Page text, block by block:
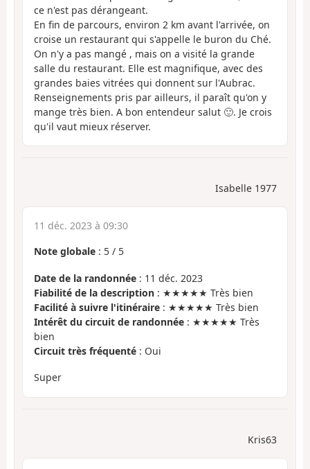
ce n'est pas dérangeant.
En fin de parcours, environ 2 km avant l'arrivée, on
croise un restaurant qui s'appelle le buron du Ché.
On n'y a pas mangé , mais on a visité la grande
salle du restaurant. Elle est magnifique, avec des
grandes baies vitrées qui donnent sur l'Aubrac.
Renseignements pris par ailleurs, il paraît qu'on y
mange très bien. A bon entendeur salut 🙂. Je crois
qu'il vaut mieux réserver.
Isabelle 1977
11 déc. 2023 à 09:30
Note globale : 5 / 5
Date de la randonnée : 11 déc. 2023
Fiabilité de la description : ★★★★★ Très bien
Facilité à suivre l'itinéraire : ★★★★★ Très bien
Intérêt du circuit de randonnée : ★★★★★ Très
bien
Circuit très fréquenté : Oui
Super
Kris63